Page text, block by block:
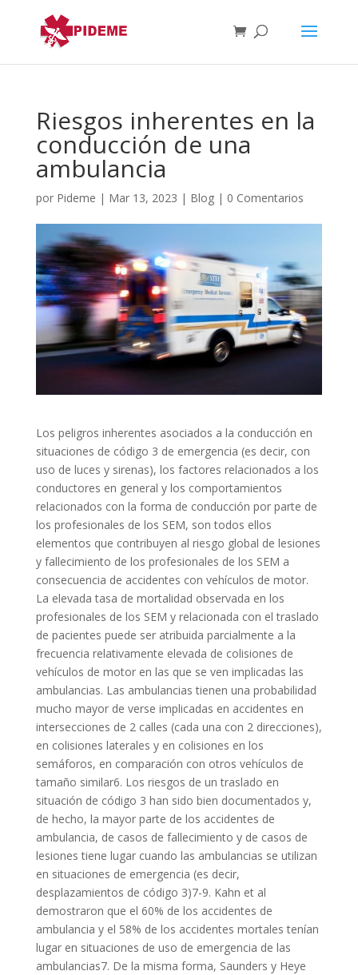
Riesgos inherentes en la
conducción de una
ambulancia
por Pideme | Mar 13, 2023 | Blog| 0 Comentarios
Los peligros inherentes asociados a la conducción en
situaciones de código 3 de emergencia (es decir, con
uso de luces y sirenas), los factores relacionados a los
conductores en general y los comportamientos
relacionados con la forma de conducción por parte de
los profesionales de los SEM, son todos ellos
elementos que contribuyen al riesgo global de lesiones
y fallecimiento de los profesionales de los SEM a
consecuencia de accidentes con vehículos de motor.
La elevada tasa de mortalidad observada en los
profesionales de los SEM y relacionada con el traslado
de pacientes puede ser atribuida parcialmente a la
frecuencia relativamente elevada de colisiones de
vehículos de motor en las que se ven implicadas las
ambulancias. Las ambulancias tienen una probabilidad
mucho mayor de verse implicadas en accidentes en
intersecciones de 2 calles (cada una con 2 direcciones),
en colisiones laterales y en colisiones en los
semáforos, en comparación con otros vehículos de
tamaño similar6. Los riesgos de un traslado en
situación de código 3 han sido bien documentados y,
de hecho, la mayor parte de los accidentes de
ambulancia, de casos de fallecimiento y de casos de
lesiones tiene lugar cuando las ambulancias se utilizan
en situaciones de emergencia (es decir,
desplazamientos de código 3)7-9. Kahn et al
demostraron que el 60% de los accidentes de
ambulancia y el 58% de los accidentes mortales tenían
lugar en situaciones de uso de emergencia de las
ambulancias7. De la misma forma, Saunders y Heye